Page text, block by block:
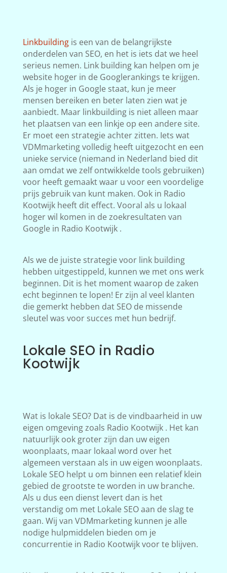
Linkbuildingis een van de belangrijkste
onderdelen van SEO, en het is iets dat we heel
serieus nemen. Link building kan helpen om je
website hoger in de Googlerankings te krijgen.
Als je hoger in Google staat, kun je meer
mensen bereiken en beter laten zien wat je
aanbiedt. Maar linkbuilding is niet alleen maar
het plaatsen van een linkje op een andere site.
Er moet een strategie achter zitten. Iets wat
VDMmarketing volledig heeft uitgezocht en een
unieke service (niemand in Nederland bied dit
aan omdat we zelf ontwikkelde tools gebruiken)
voor heeft gemaakt waar u voor een voordelige
prijs gebruik van kunt maken. Ook in Radio
Kootwijk heeft dit effect. Vooral als u lokaal
hoger wil komen in de zoekresultaten van
Google in Radio Kootwijk .
Als we de juiste strategie voor link building
hebben uitgestippeld, kunnen we met ons werk
beginnen. Dit is het moment waarop de zaken
echt beginnen te lopen! Er zijn al veel klanten
die gemerkt hebben dat SEO de missende
sleutel was voor succes met hun bedrijf.
Lokale SEO in Radio
Kootwijk
Wat is lokale SEO? Dat is de vindbaarheid in uw
eigen omgeving zoals Radio Kootwijk . Het kan
natuurlijk ook groter zijn dan uw eigen
woonplaats, maar lokaal word over het
algemeen verstaan als in uw eigen woonplaats.
Lokale SEO helpt u om binnen een relatief klein
gebied de grootste te worden in uw branche.
Als u dus een dienst levert dan is het
verstandig om met Lokale SEO aan de slag te
gaan. Wij van VDMmarketing kunnen je alle
nodige hulpmiddelen bieden om je
concurrentie in Radio Kootwijk voor te blijven.